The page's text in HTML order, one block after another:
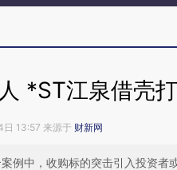
*ST江泉借壳
13:57 来源于 财新网
例中，收购标的突击引入投资者